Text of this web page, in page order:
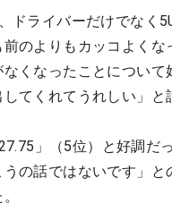
ドライバーだけでなく
のよりもカッコよく
くなったことについ
てくれてうれしい」と
」（5位）と好調だ
の話ではないです」と